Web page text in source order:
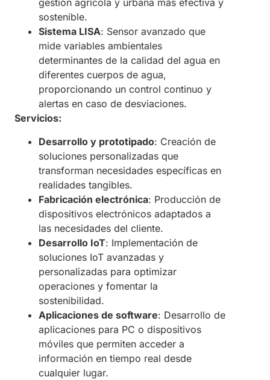
gestión agrícola y urbana más efectiva y
sostenible. ​
Sistema LISA: Sensor avanzado que
mide variables ambientales
determinantes de la calidad del agua en
diferentes cuerpos de agua,
proporcionando un control continuo y
alertas en caso de desviaciones. ​
Servicios:
Desarrollo y prototipado: Creación de
soluciones personalizadas que
transforman necesidades específicas en
realidades tangibles. ​
Fabricación electrónica: Producción de
dispositivos electrónicos adaptados a
las necesidades del cliente. ​
Desarrollo IoT: Implementación de
soluciones IoT avanzadas y
personalizadas para optimizar
operaciones y fomentar la
sostenibilidad. ​
Aplicaciones de software: Desarrollo de
aplicaciones para PC o dispositivos
móviles que permiten acceder a
información en tiempo real desde
cualquier lugar. ​